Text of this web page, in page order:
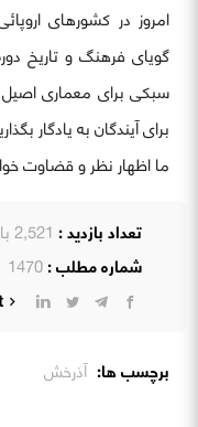
امروز در کشور‌های
گویای فرهنگ و تاریخ
سبکی برای معماری اصیل
برای آیندگان به یادگار
ما اظهار نظر و قضاوت
تعداد بازدید :
شماره مطلب :1470
Share it
برچسب ها: آذرخش